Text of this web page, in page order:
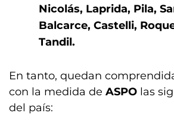
Nicolás, Laprida, Pila,
Balcarce, Castelli,
Tandil.
En tanto, quedan
con la medida de ASPO las
del país: